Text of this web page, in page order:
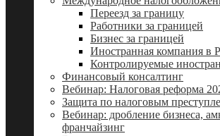
Переезд за границу
Работники за границей
Бизнес за границей
Иностранная компания в
Контролируемые
Финансовый консалтинг
Вебинар: Налоговая реформа
Защита по налоговым
Вебинар: дробление бизнеса,
франчайзинг